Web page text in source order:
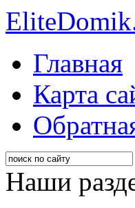
Главная
Карта
Наши